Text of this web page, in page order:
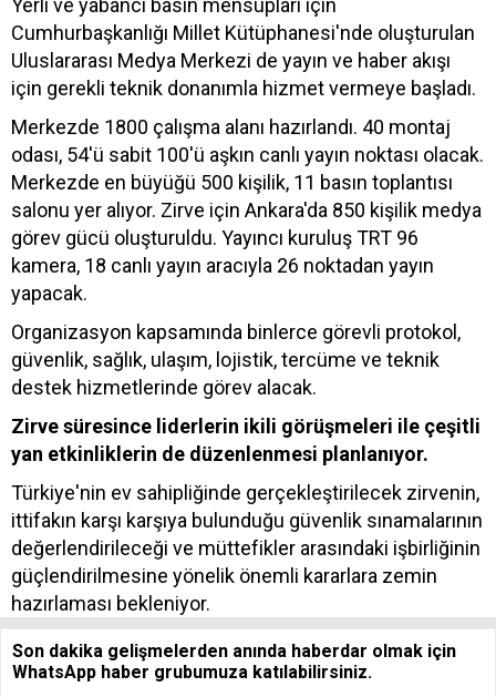
Yerli ve yabancı basın mensupları için
Cumhurbaşkanlığı Millet Kütüphanesi'nde oluşturulan
Uluslararası Medya Merkezi de yayın ve haber akışı
için gerekli teknik donanımla hizmet vermeye başladı.
Merkezde 1800 çalışma alanı hazırlandı. 40 montaj
odası, 54'ü sabit 100'ü aşkın canlı yayın noktası olacak.
Merkezde en büyüğü 500 kişilik, 11 basın toplantısı
salonu yer alıyor. Zirve için Ankara'da 850 kişilik medya
görev gücü oluşturuldu. Yayıncı kuruluş TRT 96
kamera, 18 canlı yayın aracıyla 26 noktadan yayın
yapacak.
Organizasyon kapsamında binlerce görevli protokol,
güvenlik, sağlık, ulaşım, lojistik, tercüme ve teknik
destek hizmetlerinde görev alacak.
Zirve süresince liderlerin ikili görüşmeleri ile çeşitli
yan etkinliklerin de düzenlenmesi planlanıyor.
Türkiye'nin ev sahipliğinde gerçekleştirilecek zirvenin,
ittifakın karşı karşıya bulunduğu güvenlik sınamalarının
değerlendirileceği ve müttefikler arasındaki işbirliğinin
güçlendirilmesine yönelik önemli kararlara zemin
hazırlaması bekleniyor.
Son dakika gelişmelerden anında haberdar olmak için
WhatsApp haber grubumuza katılabilirsiniz.